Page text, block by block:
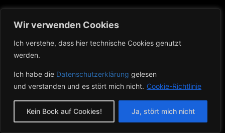
Wir verwenden Cookies
Ich verstehe, dass hier technische Cookies genutzt
werden.
Ich habe die Datenschutzerklärung gelesen
und verstanden und es stört mich nicht. Cookie-Richtlinie
Kein Bock auf Cookies! Ja, stört mich nicht
Anfahrt Datenschutz Impressum
© 2026 BORN TO BE WILD MC